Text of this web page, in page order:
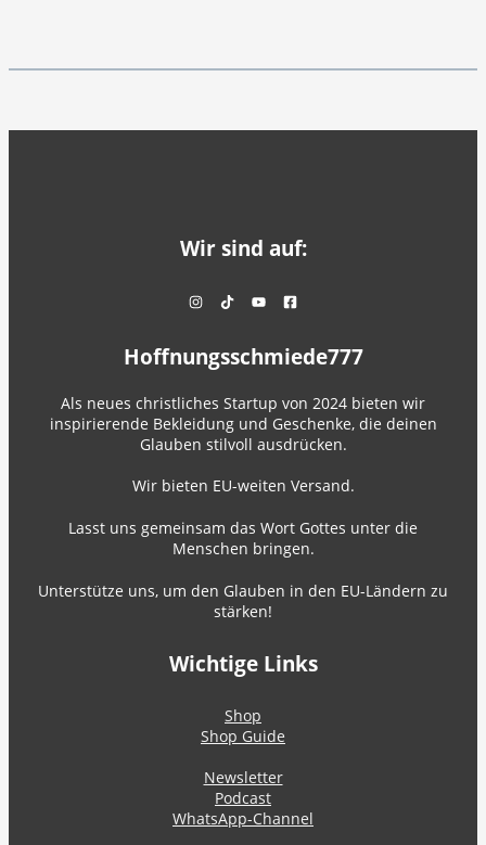
Wir sind auf:
Hoffnungsschmiede777
Als neues christliches Startup von 2024 bieten wir
inspirierende Bekleidung und Geschenke, die deinen
Glauben stilvoll ausdrücken.
Wir bieten EU-weiten Versand.
Lasst uns gemeinsam das Wort Gottes unter die
Menschen bringen.
Unterstütze uns, um den Glauben in den EU-Ländern zu
stärken!
Wichtige Links
Shop
Shop Guide
Newsletter
Podcast
WhatsApp-Channel